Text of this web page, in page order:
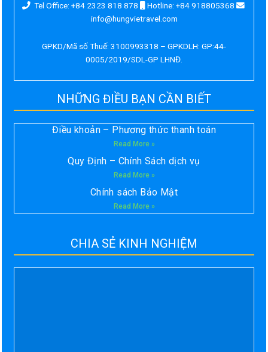
Tel Office: +84 2323 818 878
Hotline: +84 918805368
info@hungvietravel.com
GPKD/Mã số Thuế: 3100993318 – GPKDLH: GP:44-
0005/2019/SDL-GP LHNĐ.
NHỮNG ĐIỀU BẠN CẦN BIẾT
Điều khoản – Phương thức thanh toán
Read More »
Quy Định – Chính Sách dịch vụ
Read More »
Chính sách Bảo Mật
Read More »
CHIA SẺ KINH NGHIỆM